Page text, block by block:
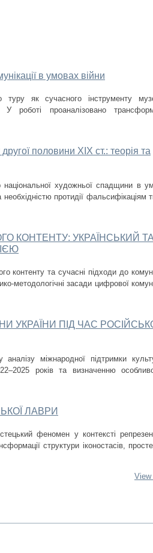
в умовах війни
туру як сучасного інструменту
роботі проаналізовано
половини ХІХ ст.: теорія та
художньої спадщини в
протидії фальсифікаціям
КОНТЕНТУ: УКРАЇНСЬКИЙ ТА
контенту та сучасні підходи до
методологічні засади цифрової
УКРАЇНИ ПІД ЧАС
міжнародної підтримки
років та визначенню
ЛАВРИ
феномен у контексті
структури іконостасів,
View